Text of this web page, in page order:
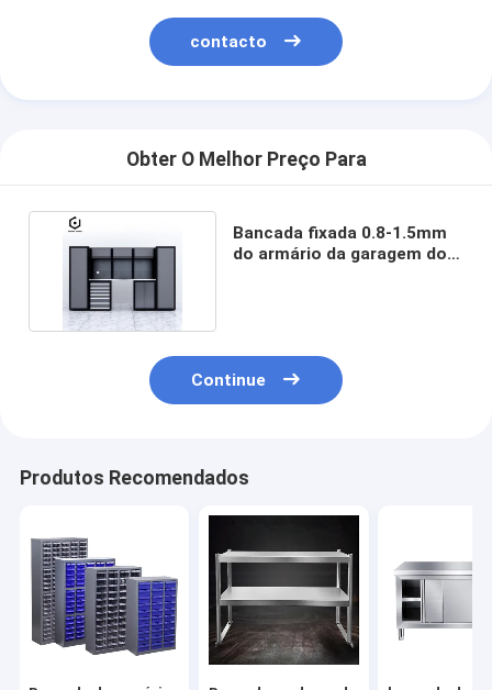
contacto
Obter O Melhor Preço Para
Bancada fixada 0.8-1.5mm
do armário da garagem do
Continue
Produtos Recomendados